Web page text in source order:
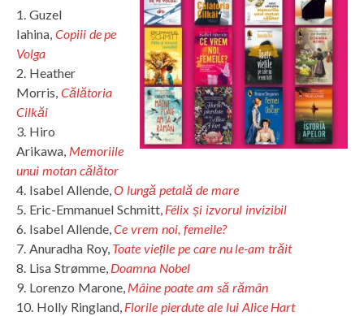
1. Guzel
Iahina, Copiii de pe
Volga
2. Heather
Morris, Călătoria
Cilkăi
3. Hiro
Arikawa, Memoriile
unui motan călător
4. Isabel Allende,O lungă petală de mare
5. Eric-Emmanuel Schmitt, Félix și izvorul invizibil
6. Isabel Allende,Ce vrem noi, femeile?
7. Anuradha Roy, Toate viețile pe care nu le-am trăit
8. Lisa Strømme, Doamna Nobel
9. Lorenzo Marone, Mâine poate am să rămân
10. Holly Ringland, Florile pierdute ale lui Alice Hart